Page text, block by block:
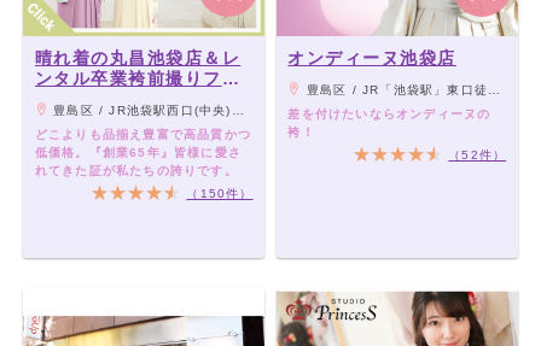
晴れ着の丸昌池袋店＆レ
ンタル卒業袴前撮りフォ
トスタジオ
豊島区 / JR池袋駅西口(中央)出口から徒歩5分。東京メトロ池袋駅エチカ池袋C6出口から徒歩3分。※西口五差路（交差点）から劇場通りを北方向に進み、池袋郵便局前（交差点）を左折してすぐ右側。トキワ通りチョコザップ池袋西口(池袋MSビル)の前です
どこよりも品揃え豊富で高品質かつ
低価格。『創業65年』皆様に愛さ
れてきた証が私たちの誇りです。
（150件）
オンディーヌ池袋店
豊島区 / JR「池袋駅」東口徒歩4分
差を付けたいならオンディーヌの
袴！
（52件）